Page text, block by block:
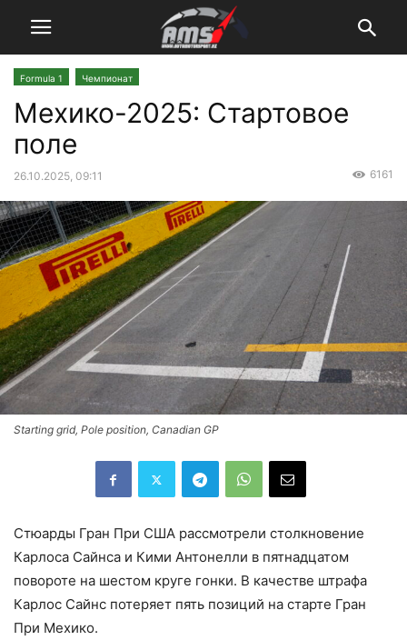
Formula 1 Чемпионат
Мехико-2025: Стартовое
поле
26.10.2025, 09:11 6161
Starting grid, Pole position, Canadian GP
Стюарды Гран При США рассмотрели столкновение
Карлоса Сайнса и Кими Антонелли в пятнадцатом
повороте на шестом круге гонки. В качестве штрафа
Карлос Сайнс потеряет пять позиций на старте Гран
При Мехико.